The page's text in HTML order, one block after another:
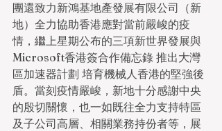
團還致力新鴻基地產發展有限公司（新
地）全力協助香港應對當前嚴峻的疫
情，繼上星期公布的三項新世界發展與
Microsoft香港簽合作備忘錄 推出大灣
區加速器計劃 培育機械人香港的堅強後
盾。當刻疫情嚴峻，新地十分感謝中央
的殷切關懷，也一如既往全力支持特區
及子公司高層、相關業務持份者等，展